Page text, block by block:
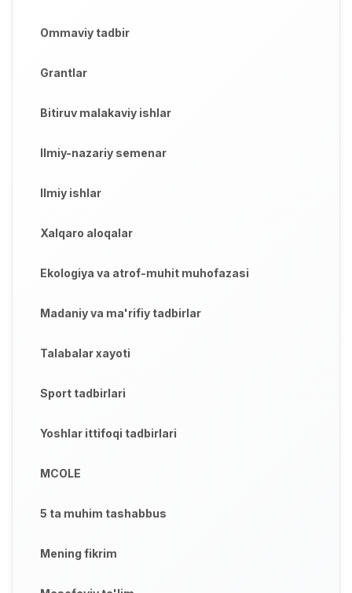
Ommaviy tadbir
Grantlar
Bitiruv malakaviy ishlar
Ilmiy-nazariy semenar
Ilmiy ishlar
Xalqaro aloqalar
Ekologiya va atrof-muhit muhofazasi
Madaniy va ma'rifiy tadbirlar
Talabalar xayoti
Sport tadbirlari
Yoshlar ittifoqi tadbirlari
MCOLE
5 ta muhim tashabbus
Mening fikrim